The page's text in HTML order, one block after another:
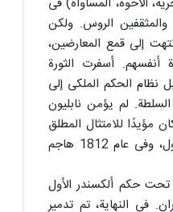
والمثقفین الروس. ولکن
إلى قمع المعارضین،
أنفسهم. أسفرت الثورة
نظام الحکم الملکی إلى
لم یؤمن نابلیون
مؤیدًا للامتثال المطلق
للشعب للحکام. قام بغزو الدول، وفی عام 1812 هاجم
حکم ألکسندر الأول
فی النهایة، تم تدمیر